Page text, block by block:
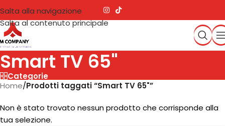
Salta alla navigazione
Salta al contenuto principale
Smart TV 65"
Categorie
Home/Prodotti taggati “Smart TV 65"”
Non è stato trovato nessun prodotto che corrisponde alla
tua selezione.